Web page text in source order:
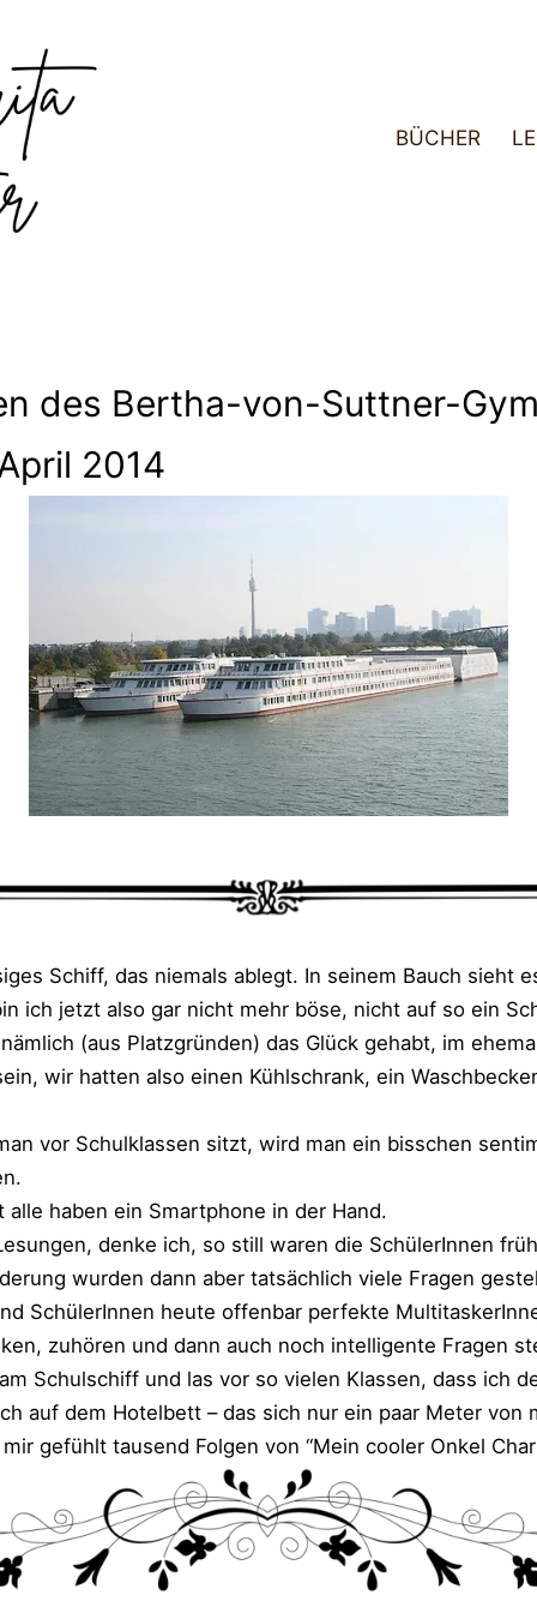
BÜCHER
des Ber­tha-von-Sutt­ner-
2014
Schiff, das nie­mals ablegt. In sei­nem Bauch sieht
ich jetzt also gar nicht mehr böse, nicht auf so ein
(aus Platz­grün­den) das Glück gehabt, im
wir hat­ten also einen Kühl­schrank, ein
vor Schul­klas­sen sitzt, wird man ein biss­chen
alle haben ein Smart­phone in der Hand.
den­ke ich, so still waren die Schü­le­rIn­nen
wur­den dann aber tat­säch­lich vie­le Fra­gen
Schü­le­rIn­nen heu­te offen­bar per­fek­te
zuhö­ren und dann auch noch intel­li­gen­te Fra­gen
Schul­schiff und las vor so vie­len Klas­sen, dass ich
auf dem Hotel­bett – das sich nur ein paar Meter von
gefühlt tau­send Fol­gen von “Mein coo­ler Onkel